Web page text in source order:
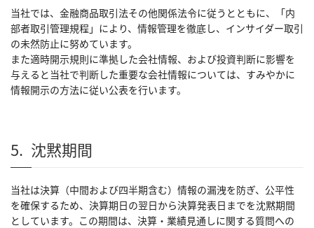
当社では、金融商品取引法その他関係法令に従うとともに、「内
部者取引管理規程」により、情報管理を徹底し、インサイダー取引
の未然防止に努めています。
また適時開示規則に準拠した会社情報、および投資判断に影響を
与えると当社で判断した重要な会社情報については、すみやかに
情報開示の方法に従い公表を行います。
5. 沈黙期間
当社は決算（中間および四半期含む）情報の漏洩を防ぎ、公平性
を確保するため、決算期日の翌日から決算発表日までを沈黙期間
としています。この期間は、決算・業績見通しに関する質問への